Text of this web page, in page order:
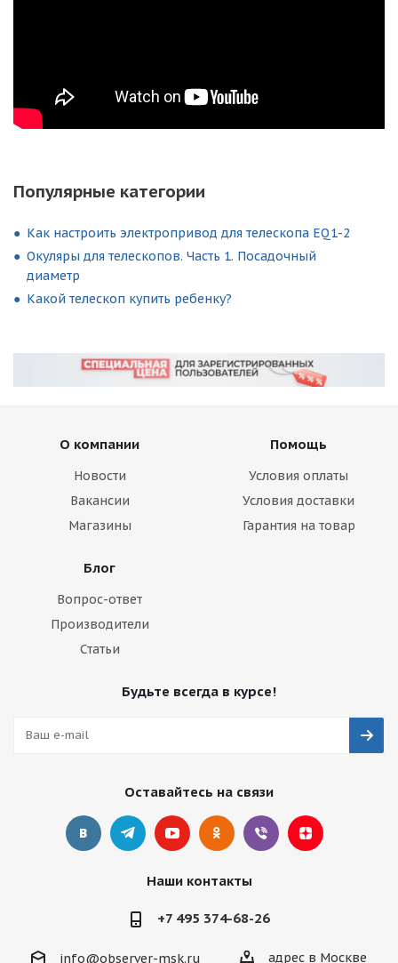
Популярные категории
Как настроить электропривод для телескопа EQ1-2
Окуляры для телескопов. Часть 1. Посадочный
диаметр
Какой телескоп купить ребенку?
О компании
Новости
Вакансии
Магазины
Помощь
Условия оплаты
Условия доставки
Гарантия на товар
Блог
Вопрос-ответ
Производители
Статьи
Будьте всегда в курсе!
Оставайтесь на связи
Наши контакты
+7 495 374-68-26
info@observer-msk.ru адрес в Москве